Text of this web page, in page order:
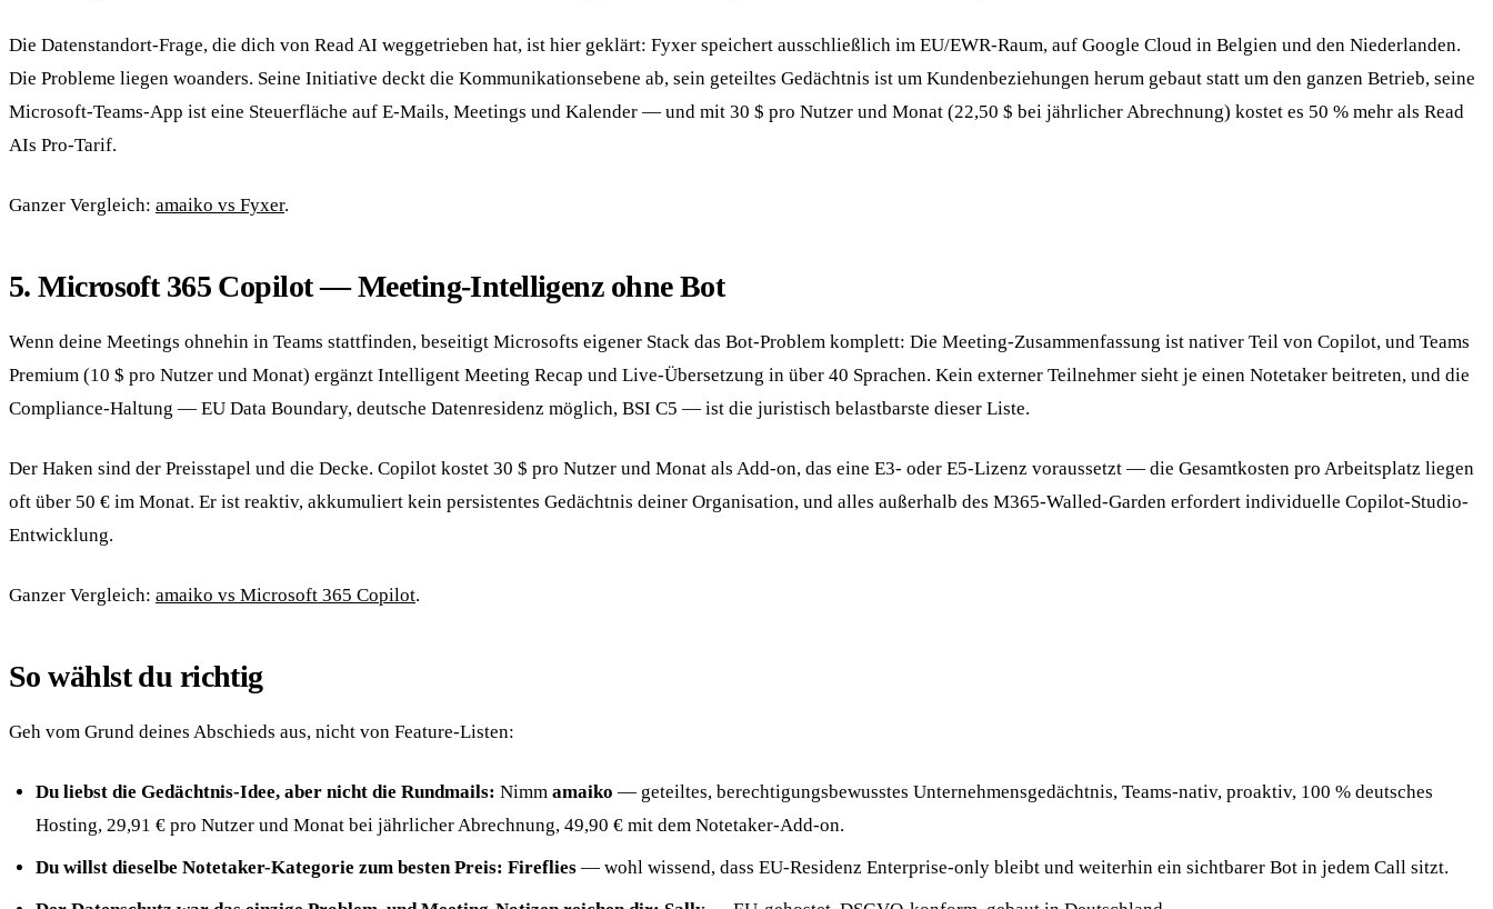
Die Datenstandort-Frage, die dich von Read AI weggetrieben hat, ist hier geklärt: Fyxer speichert ausschließlich im EU/EWR-Raum, auf Google Cloud in Belgien und den Niederlanden.
Die Probleme liegen woanders. Seine Initiative deckt die Kommunikationsebene ab, sein geteiltes Gedächtnis ist um Kundenbeziehungen herum gebaut statt um den ganzen Betrieb, seine
Microsoft-Teams-App ist eine Steuerfläche auf E-Mails, Meetings und Kalender — und mit 30 $ pro Nutzer und Monat (22,50 $ bei jährlicher Abrechnung) kostet es 50 % mehr als Read
AIs Pro-Tarif.
Ganzer Vergleich: amaiko vs Fyxer.
5. Microsoft 365 Copilot — Meeting-Intelligenz ohne Bot
Wenn deine Meetings ohnehin in Teams stattfinden, beseitigt Microsofts eigener Stack das Bot-Problem komplett: Die Meeting-Zusammenfassung ist nativer Teil von Copilot, und Teams
Premium (10 $ pro Nutzer und Monat) ergänzt Intelligent Meeting Recap und Live-Übersetzung in über 40 Sprachen. Kein externer Teilnehmer sieht je einen Notetaker beitreten, und die
Compliance-Haltung — EU Data Boundary, deutsche Datenresidenz möglich, BSI C5 — ist die juristisch belastbarste dieser Liste.
Der Haken sind der Preisstapel und die Decke. Copilot kostet 30 $ pro Nutzer und Monat als Add-on, das eine E3- oder E5-Lizenz voraussetzt — die Gesamtkosten pro Arbeitsplatz liegen
oft über 50 € im Monat. Er ist reaktiv, akkumuliert kein persistentes Gedächtnis deiner Organisation, und alles außerhalb des M365-Walled-Garden erfordert individuelle Copilot-Studio-
Entwicklung.
Ganzer Vergleich: amaiko vs Microsoft 365 Copilot.
So wählst du richtig
Geh vom Grund deines Abschieds aus, nicht von Feature-Listen:
Du liebst die Gedächtnis-Idee, aber nicht die Rundmails: Nimm amaiko — geteiltes, berechtigungsbewusstes Unternehmensgedächtnis, Teams-nativ, proaktiv, 100 % deutsches
Hosting, 29,91 € pro Nutzer und Monat bei jährlicher Abrechnung, 49,90 € mit dem Notetaker-Add-on.
Du willst dieselbe Notetaker-Kategorie zum besten Preis: Fireflies — wohl wissend, dass EU-Residenz Enterprise-only bleibt und weiterhin ein sichtbarer Bot in jedem Call sitzt.